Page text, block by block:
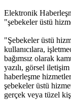
Elektronik
"şebekeler üstü
"Şebekeler üstü
kullanıcılara,
bağımsız olarak
yazılı, görsel
haberleşme
şebekeler üstü
gerçek veya tüzel